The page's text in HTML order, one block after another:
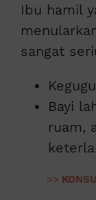
Ibu hamil
sangat
Bayi
ruam,
>>